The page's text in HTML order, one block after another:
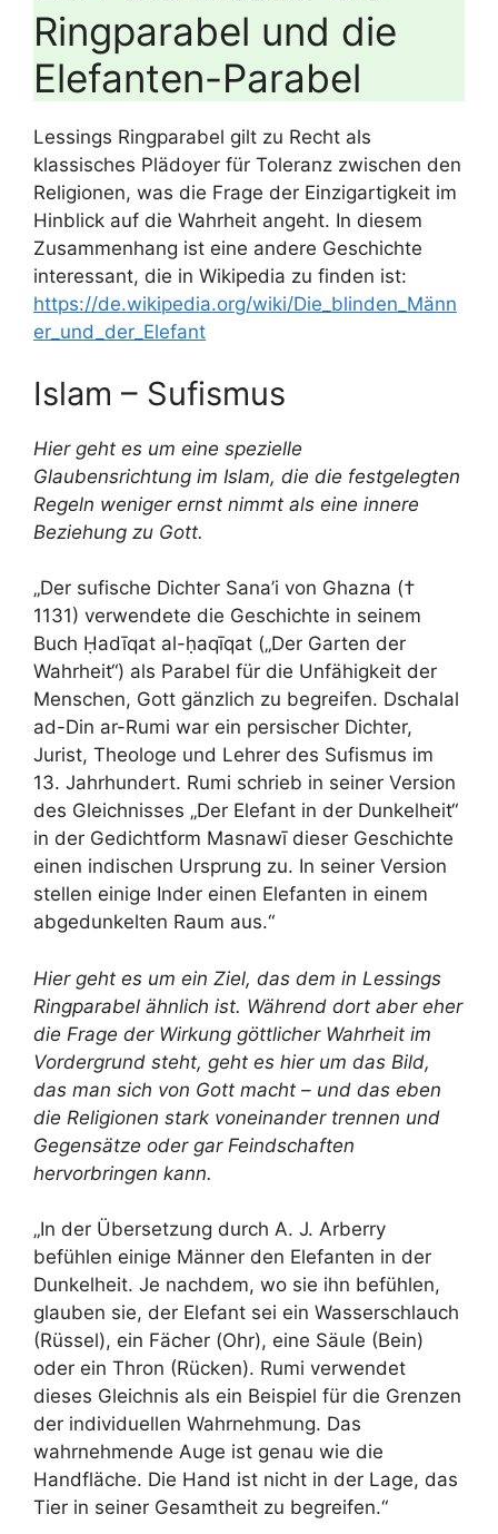
Ringparabel und die
Elefanten-Parabel
Lessings Ringparabel gilt zu Recht als
klassisches Plädoyer für Toleranz zwischen den
Religionen, was die Frage der Einzigartigkeit im
Hinblick auf die Wahrheit angeht. In diesem
Zusammenhang ist eine andere Geschichte
interessant, die in Wikipedia zu finden ist:
https://de.wikipedia.org/wiki/Die_blinden_Männ
er_und_der_Elefant
Islam – Sufismus
Hier geht es um eine spezielle
Glaubensrichtung im Islam, die die festgelegten
Regeln weniger ernst nimmt als eine innere
Beziehung zu Gott.
„Der sufische Dichter Sana’i von Ghazna (†
1131) verwendete die Geschichte in seinem
Buch Ḥadīqat al-ḥaqīqat („Der Garten der
Wahrheit“) als Parabel für die Unfähigkeit der
Menschen, Gott gänzlich zu begreifen. Dschalal
ad-Din ar-Rumi war ein persischer Dichter,
Jurist, Theologe und Lehrer des Sufismus im
13. Jahrhundert. Rumi schrieb in seiner Version
des Gleichnisses „Der Elefant in der Dunkelheit“
in der Gedichtform Masnawī dieser Geschichte
einen indischen Ursprung zu. In seiner Version
stellen einige Inder einen Elefanten in einem
abgedunkelten Raum aus.“
Hier geht es um ein Ziel, das dem in Lessings
Ringparabel ähnlich ist. Während dort aber eher
die Frage der Wirkung göttlicher Wahrheit im
Vordergrund steht, geht es hier um das Bild,
das man sich von Gott macht – und das eben
die Religionen stark voneinander trennen und
Gegensätze oder gar Feindschaften
hervorbringen kann.
„In der Übersetzung durch A. J. Arberry
befühlen einige Männer den Elefanten in der
Dunkelheit. Je nachdem, wo sie ihn befühlen,
glauben sie, der Elefant sei ein Wasserschlauch
(Rüssel), ein Fächer (Ohr), eine Säule (Bein)
oder ein Thron (Rücken). Rumi verwendet
dieses Gleichnis als ein Beispiel für die Grenzen
der individuellen Wahrnehmung. Das
wahrnehmende Auge ist genau wie die
Handfläche. Die Hand ist nicht in der Lage, das
Tier in seiner Gesamtheit zu begreifen.“